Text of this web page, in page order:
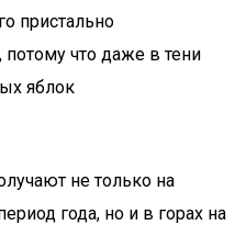
пристально
потому что даже в тени
яблок
не только на
года, но и в горах на